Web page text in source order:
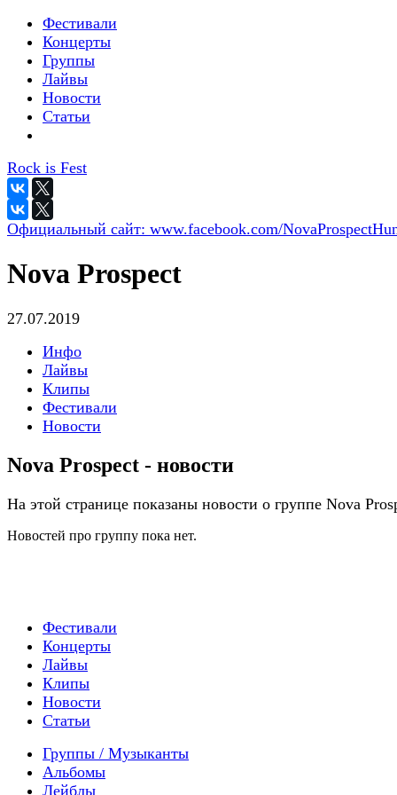
Фестивали
Концерты
Группы
Лайвы
Новости
Статьи
Rock is Fest
Официальный сайт: www.facebook.com/
Nova Prospect
27.07.2019
Инфо
Лайвы
Клипы
Фестивали
Новости
Nova Prospect - новости
На этой странице показаны новости о группе Nova
Новостей про группу пока нет.
Фестивали
Концерты
Лайвы
Клипы
Новости
Статьи
Группы / Музыканты
Альбомы
Лейблы